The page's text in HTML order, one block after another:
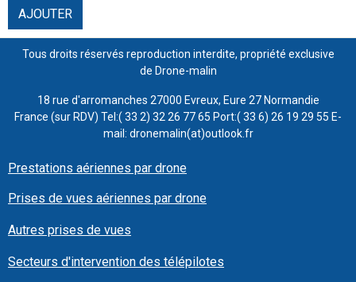
AJOUTER
Tous droits réservés reproduction interdite, propriété exclusive
de Drone-malin
18 rue d'arromanches 27000 Evreux, Eure 27 Normandie
France (sur RDV) Tel:( 33 2) 32 26 77 65 Port:( 33 6) 26 19 29 55 E-
mail: dronemalin(at)outlook.fr
Prestations aériennes par drone
Prises de vues aériennes par drone
Autres prises de vues
Secteurs d'intervention des télépilotes